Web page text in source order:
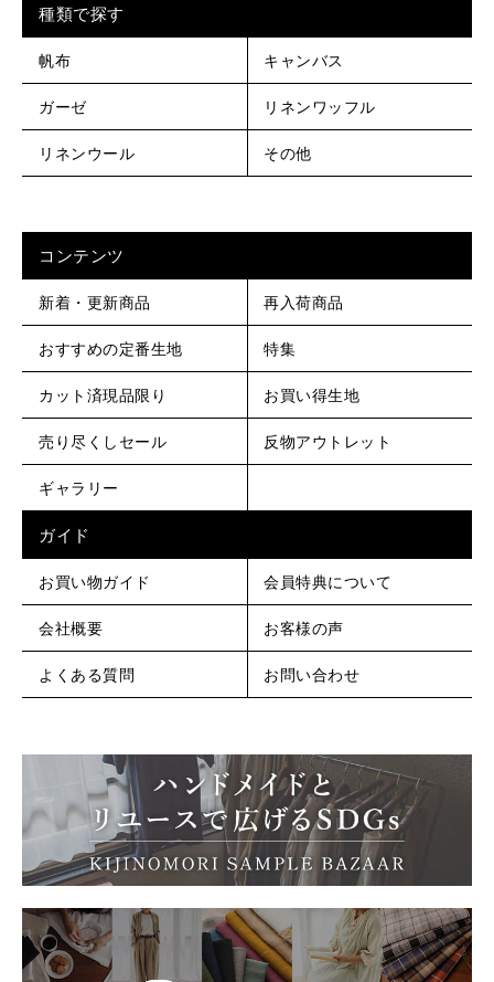
種類で探す
帆布 キャンバス
ガーゼ リネンワッフル
リネンウール その他
コンテンツ
新着・更新商品 再入荷商品
おすすめの定番生地 特集
カット済現品限り お買い得生地
売り尽くしセール 反物アウトレット
ギャラリー
ガイド
お買い物ガイド 会員特典について
会社概要 お客様の声
よくある質問 お問い合わせ